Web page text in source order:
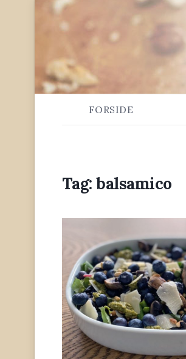
FORSIDE
Tag:balsamico